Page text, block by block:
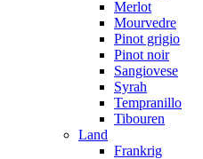
Merlot
Mourvedre
Pinot grigio
Pinot noir
Sangiovese
Syrah
Tempranillo
Tibouren
Land
Frankrig